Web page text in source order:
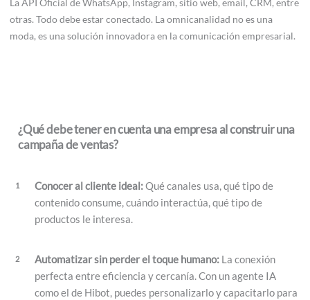
La API Oficial de WhatsApp, Instagram, sitio web, email, CRM, entre
otras. Todo debe estar conectado. La omnicanalidad no es una
moda, es una solución innovadora en la comunicación empresarial.
¿Qué debe tener en cuenta una empresa al construir una
campaña de ventas?
Conocer al cliente ideal:Qué canales usa, qué tipo de
contenido consume, cuándo interactúa, qué tipo de
productos le interesa.
Automatizar sin perder el toque humano: La conexión
perfecta entre eficiencia y cercanía. Con un agente IA
como el de Hibot, puedes personalizarlo y capacitarlo para